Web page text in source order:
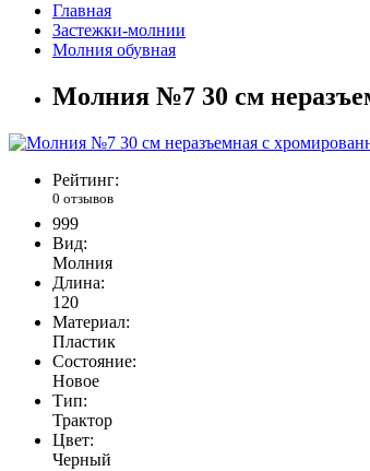
Главная
Застежки-молнии
Молния обувная
Молния №7 30 см
Рейтинг:
0 отзывов
999
Вид:
Молния
Длина:
120
Материал:
Пластик
Состояние:
Новое
Тип:
Трактор
Цвет:
Черный